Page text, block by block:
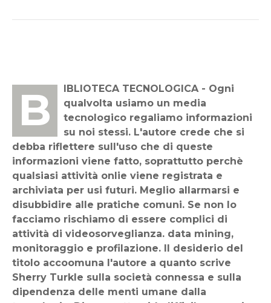
BIBLIOTECA TECNOLOGICA - Ogni
qualvolta usiamo un media
tecnologico regaliamo informazioni
su noi stessi. L'autore crede che si
debba riflettere sull'uso che di queste
informazioni viene fatto, soprattutto perchè
qualsiasi attività onlie viene registrata e
archiviata per usi futuri. Meglio allarmarsi e
disubbidire alle pratiche comuni. Se non lo
facciamo rischiamo di essere complici di
attività di videosorveglianza. data mining,
monitoraggio e profilazione. Il desiderio del
titolo accoomuna l'autore a quanto scrive
Sherry Turkle sulla società connessa e sulla
dipendenza delle menti umane dalla